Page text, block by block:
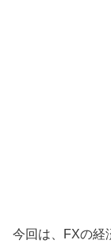
今回は、FXの経